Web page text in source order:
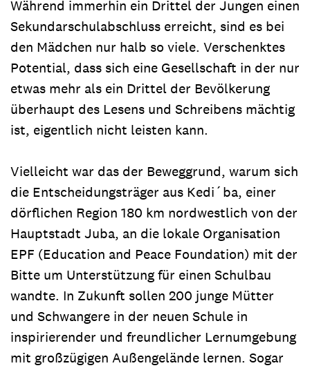
Während immerhin ein Drittel der Jungen einen
Sekundarschulabschluss erreicht, sind es bei
den Mädchen nur halb so viele. Verschenktes
Potential, dass sich eine Gesellschaft in der nur
etwas mehr als ein Drittel der Bevölkerung
überhaupt des Lesens und Schreibens mächtig
ist, eigentlich nicht leisten kann.
Vielleicht war das der Beweggrund, warum sich
die Entscheidungsträger aus Kedi´ba, einer
dörflichen Region 180 km nordwestlich von der
Hauptstadt Juba, an die lokale Organisation
EPF (Education and Peace Foundation) mit der
Bitte um Unterstützung für einen Schulbau
wandte. In Zukunft sollen 200 junge Mütter
und Schwangere in der neuen Schule in
inspirierender und freundlicher Lernumgebung
mit großzügigen Außengelände lernen. Sogar